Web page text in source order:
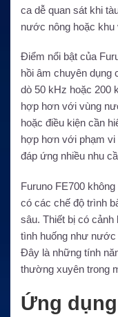
ca dễ quan sát khi
nước nông hoặc khu
Điểm nổi bật của
hồi âm chuyên dụng
dò 50 kHz hoặc 200
hợp hơn với vùng
hoặc điều kiện cần
hợp hơn với phạm vi
đáp ứng nhiều nhu
Furuno FE700
có các chế độ trình
sâu. Thiết bị có cảnh
tình huống như nước
Đây là những tính
thường xuyên trong
Ứng